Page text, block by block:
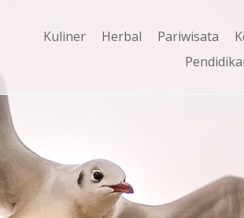
Kuliner Herbal Pariwisata